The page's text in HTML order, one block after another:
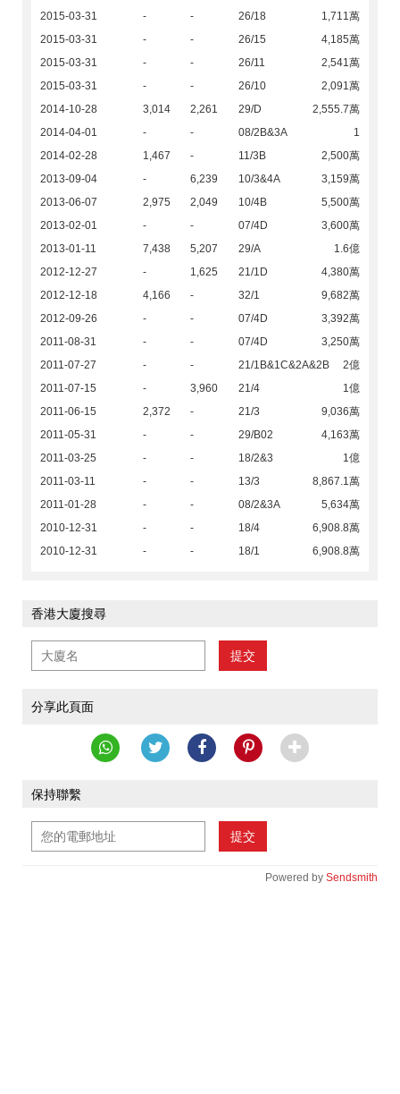
2015-03-31 - - 26/18
1,711萬
2015-03-31
- - 26/15
4,185萬
2015-03-31
- - 26/11
2,541萬
2015-03-31
- - 26/10
2,091萬
2014-10-28
3,014 2,261 29/D
2,555.7萬
2014-04-01
- - 08/2B&3A
1
2014-02-28
1,467 - 11/3B
2,500萬
2013-09-04
- 6,239 10/3&4A
3,159萬
2013-06-07
2,975 2,049 10/4B
5,500萬
2013-02-01
- - 07/4D
3,600萬
2013-01-11
7,438 5,207 29/A
1.6億
2012-12-27
- 1,625 21/1D
4,380萬
2012-12-18
4,166 - 32/1
9,682萬
2012-09-26
- - 07/4D
3,392萬
2011-08-31
- - 07/4D
3,250萬
2011-07-27
- - 21/1B&1C&2A&2B
2億
2011-07-15
- 3,960 21/4
1億
2011-06-15
2,372 - 21/3
9,036萬
2011-05-31
- - 29/B02
4,163萬
2011-03-25
- - 18/2&3
1億
2011-03-11
- - 13/3
8,867.1萬
2011-01-28
- - 08/2&3A
5,634萬
2010-12-31
- - 18/4
6,908.8萬
2010-12-31
- - 18/1 6,908.8萬
香港大廈搜尋
提交
分享此頁面
保持聯繫
提交
Powered by Sendsmith